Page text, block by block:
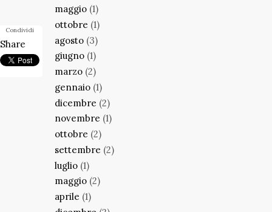
maggio (1)
ottobre (1)
agosto (3)
giugno (1)
marzo (2)
gennaio (1)
dicembre (2)
novembre (1)
ottobre (2)
settembre (2)
luglio (1)
maggio (2)
aprile (1)
Condividi
Share